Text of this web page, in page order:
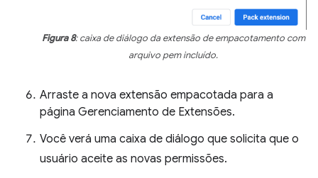
Figura 8: caixa de diálogo da extensão de empacotamento com
arquivo pem incluído.
Arraste a nova extensão empacotada para a
página Gerenciamento de Extensões.
Você verá uma caixa de diálogo que solicita que o
usuário aceite as novas permissões.